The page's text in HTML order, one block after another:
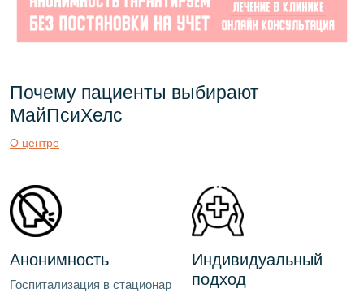
Почему пациенты выбирают
МайПсиХелс
О центре
Анонимность
Госпитализация в стационар
Индивидуальный
подход